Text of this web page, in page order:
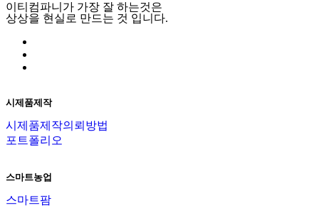
이티컴파니가 가장 잘 하는것은
상상을 현실로 만드는 것 입니다.
시제품제작
시제품제작의뢰방법
포트폴리오
스마트농업
스마트팜